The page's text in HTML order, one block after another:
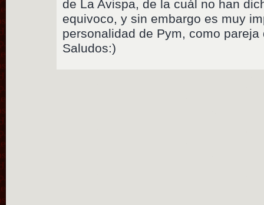
de La Avispa, de la cuál no han
equivoco, y sin embargo es muy
personalidad de Pym, como pareja
Saludos:)